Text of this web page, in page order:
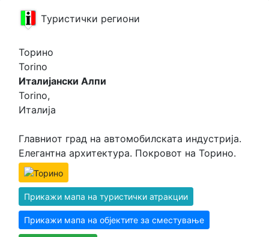
Tуристички региони
Торино
Torino
Италијански Алпи
Torino,
Италија
Главниот град на автомобилската индустрија.
Елегантна архитектура. Покровот на Торино.
Прикажи мапа на туристички атракции
Прикажи мапа на објектите за сместување